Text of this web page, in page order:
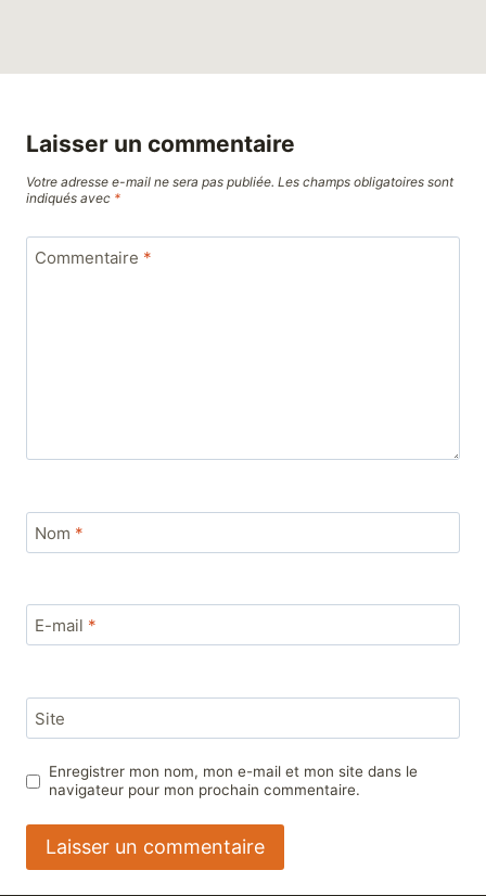
Laisser un commentaire
Votre adresse e-mail ne sera pas publiée. Les champs obligatoires sont
indiqués avec *
Commentaire *
Nom *
E-mail *
Site
Enregistrer mon nom, mon e-mail et mon site dans le
navigateur pour mon prochain commentaire.